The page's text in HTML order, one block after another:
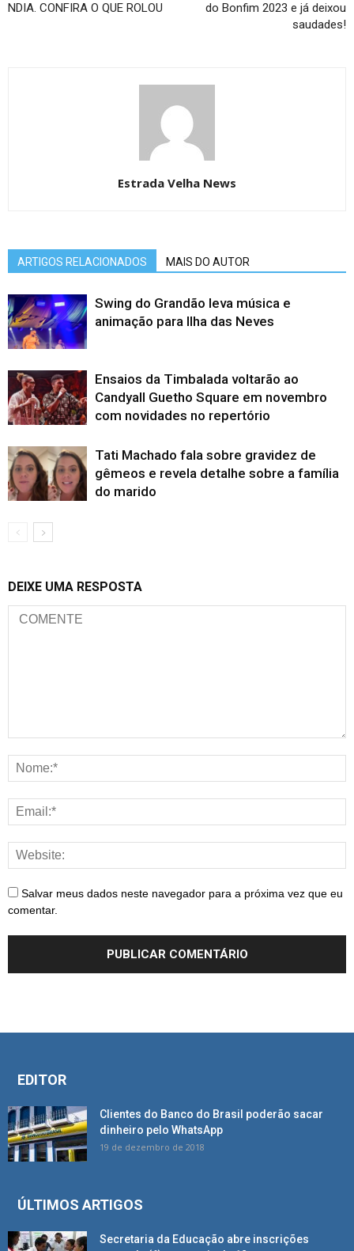
NDIA. CONFIRA O QUE ROLOU
do Bonfim 2023 e já deixou
saudades!
Estrada Velha News
ARTIGOS RELACIONADOS MAIS DO AUTOR
Swing do Grandão leva música e
animação para Ilha das Neves
Ensaios da Timbalada voltarão ao
Candyall Guetho Square em novembro
com novidades no repertório
Tati Machado fala sobre gravidez de
gêmeos e revela detalhe sobre a família
do marido
DEIXE UMA RESPOSTA
Salvar meus dados neste navegador para a próxima vez que eu
comentar.
EDITOR
Clientes do Banco do Brasil poderão sacar
dinheiro pelo WhatsApp
19 de dezembro de 2018
ÚLTIMOS ARTIGOS
Secretaria da Educação abre inscrições